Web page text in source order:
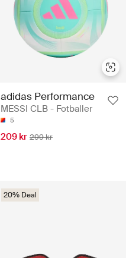
adidas Performance
MESSI CLB - Fotballer
5
209 kr 299 kr
20% Deal